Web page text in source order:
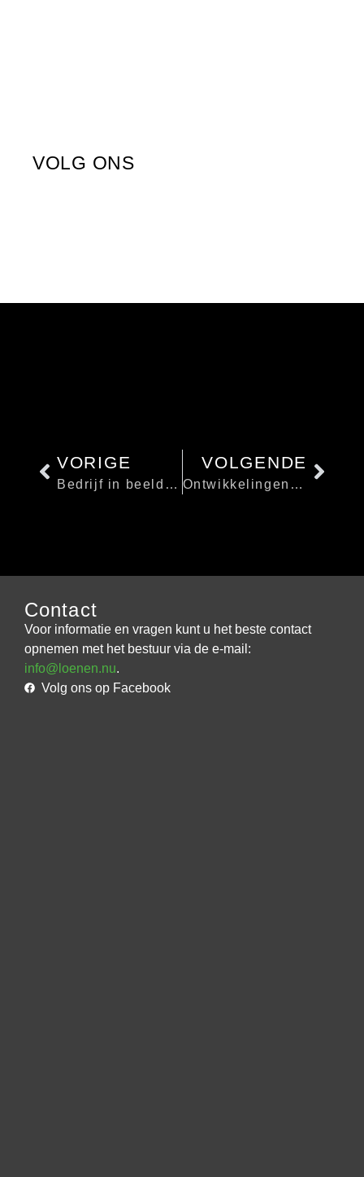
VOLG ONS
VORIGE
Bedrijf in beeld: Advocatenkantoor WaszinkLegal
VOLGENDE
Ontwikkelingen bedrijventerrein Kieveen
Contact
Voor informatie en vragen kunt u het beste contact
opnemen met het bestuur via de e-mail:
info@loenen.nu.
Volg ons op Facebook